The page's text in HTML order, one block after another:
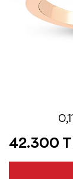
42.300